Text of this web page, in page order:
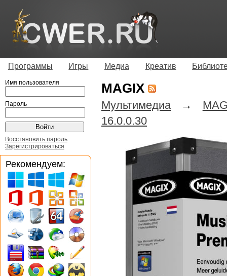
Программы Игры Медиа Креатив
MAGIX
Мультимедиа →
16.0.0.30
Имя пользователя
Пароль
Восстановить пароль
Зарегистрироваться
Рекомендуем: